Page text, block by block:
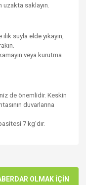
uzakta saklayın.
suyla elde yıkayın,
veya kurutma
de önemlidir. Keskin
duvarlarına
7 kg'dır.
OLMAK İÇİN